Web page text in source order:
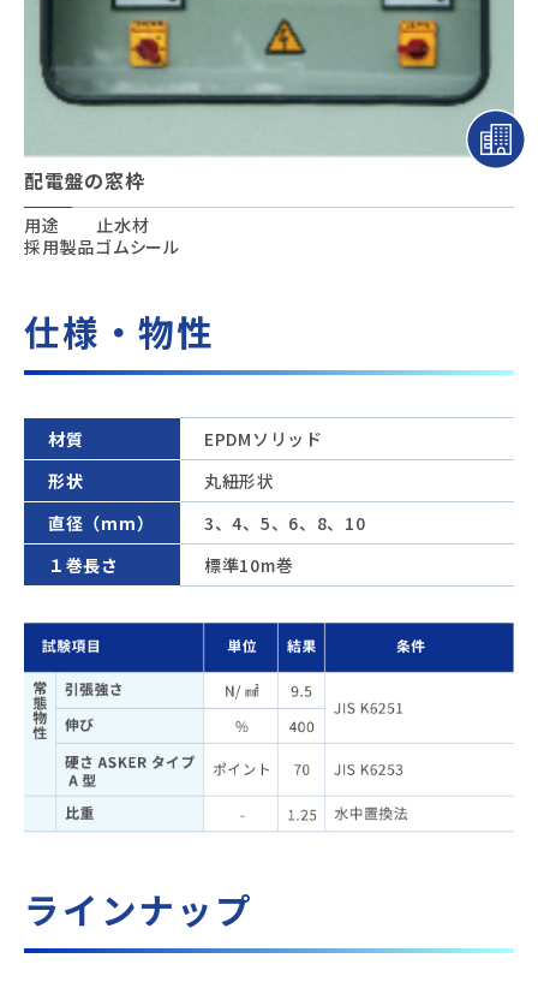
配電盤の窓枠
用途
止水材
採用製品ゴムシール
仕様・物性
材質
EPDMソリッド
形状
丸紐形状
直径（mm）
3、4、5、6、8、10
１巻長さ
標準10m巻
ラインナップ